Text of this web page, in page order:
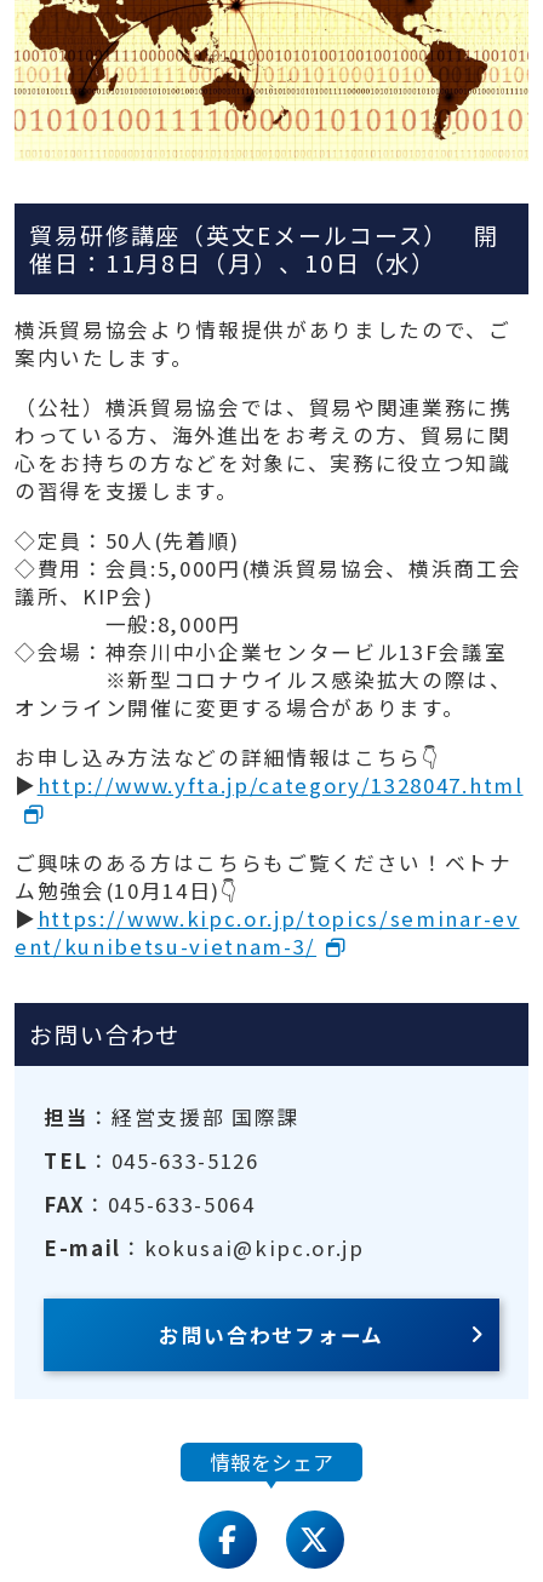
貿易研修講座（英文Eメールコース） 開
催日：11月8日（月）、10日（水）
横浜貿易協会より情報提供がありましたので、ご
案内いたします。
（公社）横浜貿易協会では、貿易や関連業務に携
わっている方、海外進出をお考えの方、貿易に関
心をお持ちの方などを対象に、実務に役立つ知識
の習得を支援します。
◇定員：50人(先着順)
◇費用：会員:5,000円(横浜貿易協会、横浜商工会
議所、KIP会)
一般:8,000円
◇会場：神奈川中小企業センタービル13F会議室
※新型コロナウイルス感染拡大の際は、
オンライン開催に変更する場合があります。
お申し込み方法などの詳細情報はこちら👇
▶ http://www.yfta.jp/category/1328047.html
ご興味のある方はこちらもご覧ください！ベトナ
ム勉強会(10月14日)👇
▶ https://www.kipc.or.jp/topics/seminar-ev
ent/kunibetsu-vietnam-3/
お問い合わせ
担当 ：経営支援部 国際課
TEL ：045-633-5126
FAX ：045-633-5064
E-mail ：kokusai@kipc.or.jp
お問い合わせフォーム
情報をシェア
facebooktwitter